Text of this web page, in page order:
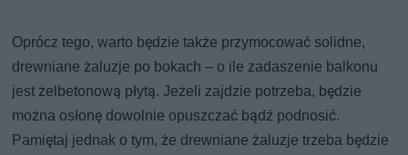
Oprócz tego, warto będzie także przymocować solidne,
drewniane żaluzje po bokach – o ile zadaszenie balkonu
jest żelbetonową płytą. Jeżeli zajdzie potrzeba, będzie
można osłonę dowolnie opuszczać bądź podnosić.
Pamiętaj jednak o tym, że drewniane żaluzje trzeba będzie